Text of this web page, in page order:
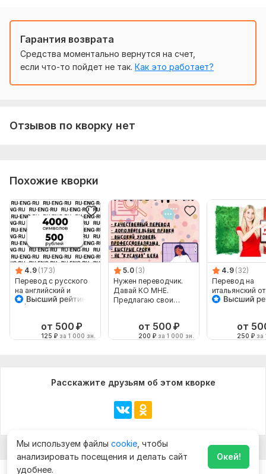
с Английского на Русский
Объем услуги в кворке:
Гарантия возврата
Средства моментально вернутся на счет,
если что-то пойдет не так. Как это работает?
Отзывов по кворку нет
Похожие кворки
4.9 (173)
Перевод с русского
на английский и
обратно
от 500 ₽
125 ₽ за 1 000 зн.
5.0 (3)
Нужен переводчик.
Давай КО МНЕ.
Предлагаю свои
от 500 ₽
200 ₽ за 1 000 зн.
4.9 (32)
Перевод на
итальянский от
носителя
от
250 ₽ за
Расскажите друзьям об этом кворке
Мы используем файлы cookie , чтобы
анализировать посещения и делать сайт
удобнее.
Окей!